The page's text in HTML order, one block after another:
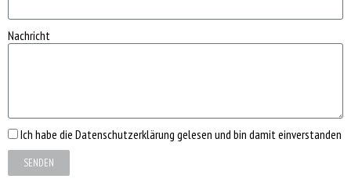
Nachricht
Ich habe die Datenschutzerklärung gelesen und bin damit einverstanden
SENDEN